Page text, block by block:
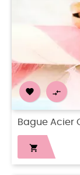
 
Bague Acier
